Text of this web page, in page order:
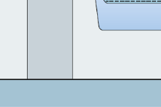
получить согласие общества
так не получится установить
кондиционера на фасаде